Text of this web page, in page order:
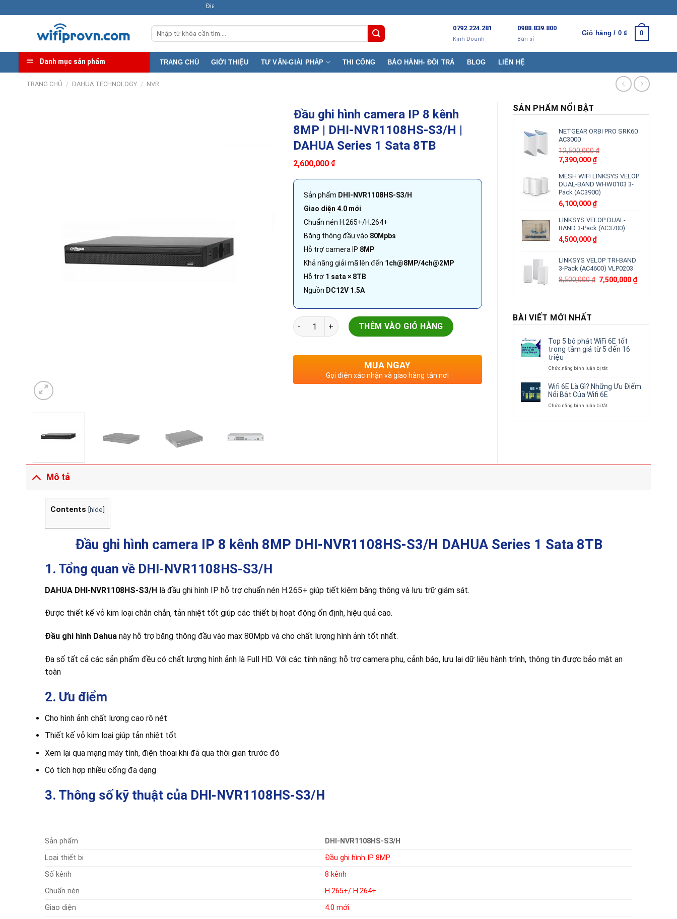
to
Địa chỉ kho: 369B Lê Đai Hành, Phường Phú Thọ ( F11, Q11) TP.HCM
Tìm
kiếm:
0792.224.281
Kinh Doanh
0988.839.800
Bán sỉ
Giỏ hàng / 0₫ 0
Danh mục sản phẩm TRANG CHỦ GIỚI THIỆU TƯ VẤN-GIẢI PHÁP THI CÔNG BẢO HÀNH- ĐỔI TRẢ BLOG LIÊN HỆ
TRANG CHỦ / DAHUA TECHNOLOGY / NVR
Đầu ghi hình camera IP 8 kênh
8MP | DHI-NVR1108HS-S3/H |
DAHUA Series 1 Sata 8TB
2,600,000 ₫
Sản phẩm DHI-NVR1108HS-S3/H
Giao diện 4.0 mới
Chuẩn nén H.265+/H.264+
Băng thông đầu vào 80Mpbs
Hỗ trợ camera IP 8MP
Khả năng giải mã lên đến 1ch@8MP/4ch@2MP
Hỗ trợ1 sata × 8TB
Nguồn DC12V 1.5A
Đầu ghi hình camera IP 8 kênh 8MP | DHI-NVR1108HS-S3/H | DAHUA Series 1 Sata 8TB số lượng
THÊM VÀO GIỎ HÀNG
MUA NGAY
Gọi điện xác nhận và giao hàng tận nơi
SẢN PHẨM NỔI BẬT
NETGEAR ORBI PRO SRK60
AC3000
12,500,000₫
Giá
là:
12,500,000 ₫.
7,390,000 ₫Giá
tại
là:
7,390,000 ₫.
MESH WIFI LINKSYS VELOP
DUAL-BAND WHW0103 3-
Pack (AC3900)
6,100,000 ₫
LINKSYS VELOP DUAL-
BAND 3-Pack (AC3700)
4,500,000 ₫
LINKSYS VELOP TRI-BAND
3-Pack (AC4600) VLP0203
8,500,000₫ Giá
là:
7,500,000 ₫Giá
tại
BÀI VIẾT MỚI NHẤT
Top 5 bộ phát WiFi 6E tốt
trong tầm giá từ 5 đến 16
triệu
Chức năng bình luận bị tắtở
bộ
phát
WiFi
đến
Wifi 6E Là Gì? Những Ưu Điểm
Nổi Bật Của Wifi 6E
Chức năng bình luận bị tắtở
Nổi
Mô tả
Contents [hide]
Đầu ghi hình camera IP 8 kênh 8MP DHI-NVR1108HS-S3/H DAHUA Series 1 Sata 8TB
1. Tổng quan về DHI-NVR1108HS-S3/H
DAHUA DHI-NVR1108HS-S3/Hlà đầu ghi hình IP hỗ trợ chuẩn nén H.265+ giúp tiết kiệm băng thông và lưu trữ giám sát.
Được thiết kế vỏ kim loại chắn chắn, tản nhiệt tốt giúp các thiết bị hoạt động ổn định, hiệu quả cao.
Đầu ghi hình Dahuanày hỗ trợ băng thông đầu vào max 80Mpb và cho chất lượng hình ảnh tốt nhất.
Đa số tất cả các sản phẩm đều có chất lượng hình ảnh là Full HD. Với các tính năng: hỗ trợ camera phụ, cảnh báo, lưu lại dữ liệu hành trình, thông tin được bảo mật an
toàn
2. Ưu điểm
Cho hình ảnh chất lượng cao rõ nét
Thiết kế vỏ kim loại giúp tản nhiệt tốt
Xem lại qua mạng máy tính, điện thoại khi đã qua thời gian trước đó
Có tích hợp nhiều cổng đa dạng
3. Thông số kỹ thuật của DHI-NVR1108HS-S3/H
Sản phẩm
DHI-NVR1108HS-S3/H
Loại thiết bị
Đầu ghi hình IP 8MP
Số kênh
8 kênh
Chuẩn nén
H.265+/ H.264+
Giao diện
4.0 mới